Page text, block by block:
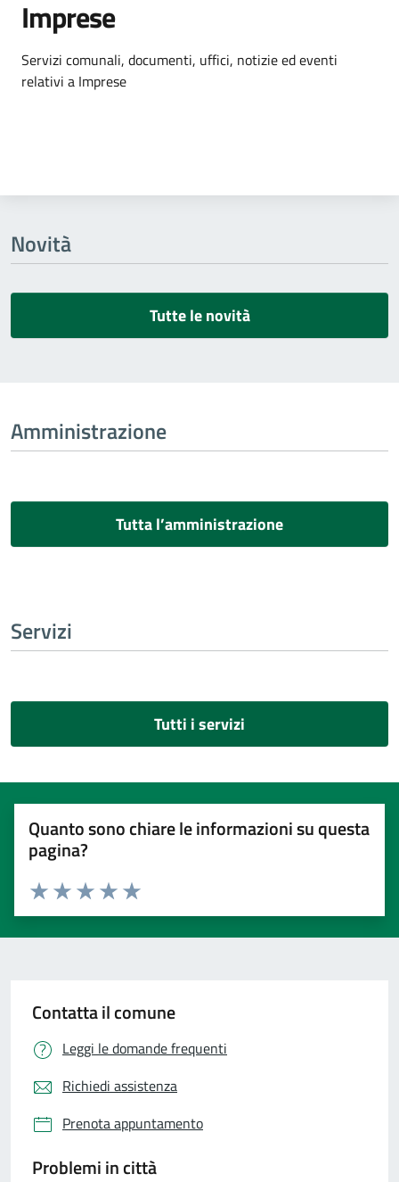
Imprese
Dettagli dell'argomento
Servizi comunali, documenti, uffici, notizie ed eventi
relativi a Imprese
Novità
Tutte le novità
Amministrazione
Tutta l’amministrazione
Servizi
Tutti i servizi
Quanto sono chiare le informazioni su questa
pagina?
Valuta 5 stelle su 5
Valuta 4 stelle su 5
Valuta 3 stelle su 5
Valuta 2 stelle su 5
Valuta 1 stelle su 5
Contatta il comune
Leggi le domande frequenti
Richiedi assistenza
Prenota appuntamento
Problemi in città